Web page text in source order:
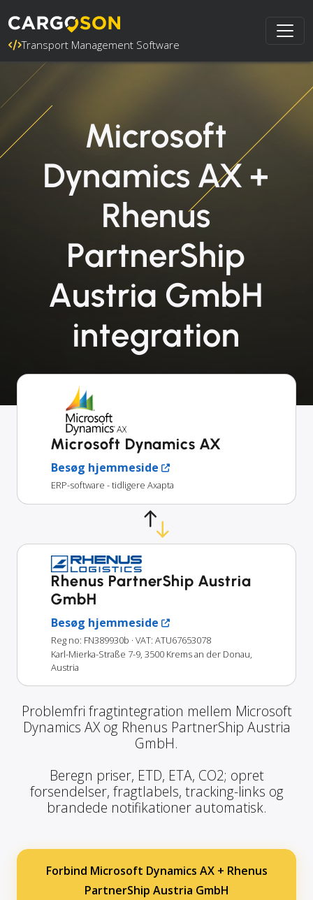
Transport Management Software
Microsoft
Dynamics AX +
Rhenus
PartnerShip
Austria GmbH
integration
Microsoft Dynamics AX
Besøg hjemmeside
ERP-software - tidligere Axapta
Rhenus PartnerShip Austria
GmbH
Besøg hjemmeside
Reg no: FN389930b · VAT: ATU67653078
Karl-Mierka-Straße 7-9, 3500 Krems an der Donau,
Austria
Problemfri fragtintegration mellem Microsoft
Dynamics AX og Rhenus PartnerShip Austria
GmbH.
Beregn priser, ETD, ETA, CO2; opret
forsendelser, fragtlabels, tracking-links og
brandede notifikationer automatisk.
Forbind Microsoft Dynamics AX + Rhenus
PartnerShip Austria GmbH